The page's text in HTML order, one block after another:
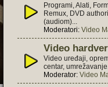
Programi, Alati,
Remux, DVD
(audiom)...
Moderatori: Video
Video
Video uređaji,
centar,
Moderator: Video